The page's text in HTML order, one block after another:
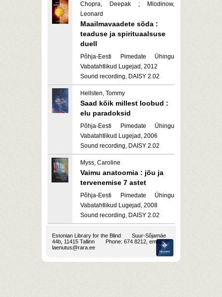
Chopra, Deepak ; Mlodinow,
Leonard
Maailmavaadete sõda :
teaduse ja spirituaalsuse
duell
Põhja-Eesti Pimedate Ühingu
Vabatahtlikud Lugejad, 2012
Sound recording, DAISY 2.02
Hellsten, Tommy
Saad kõik millest loobud :
elu paradoksid
Põhja-Eesti Pimedate Ühingu
Vabatahtlikud Lugejad, 2006
Sound recording, DAISY 2.02
Myss, Caroline
Vaimu anatoomia : jõu ja
tervenemise 7 astet
Põhja-Eesti Pimedate Ühingu
Vabatahtlikud Lugejad, 2008
Sound recording, DAISY 2.02
Estonian Library for the Blind
Suur-Sõjamäe
44b, 11415 Tallinn
Phone: 674 8212, email:
laenutus@rara.ee